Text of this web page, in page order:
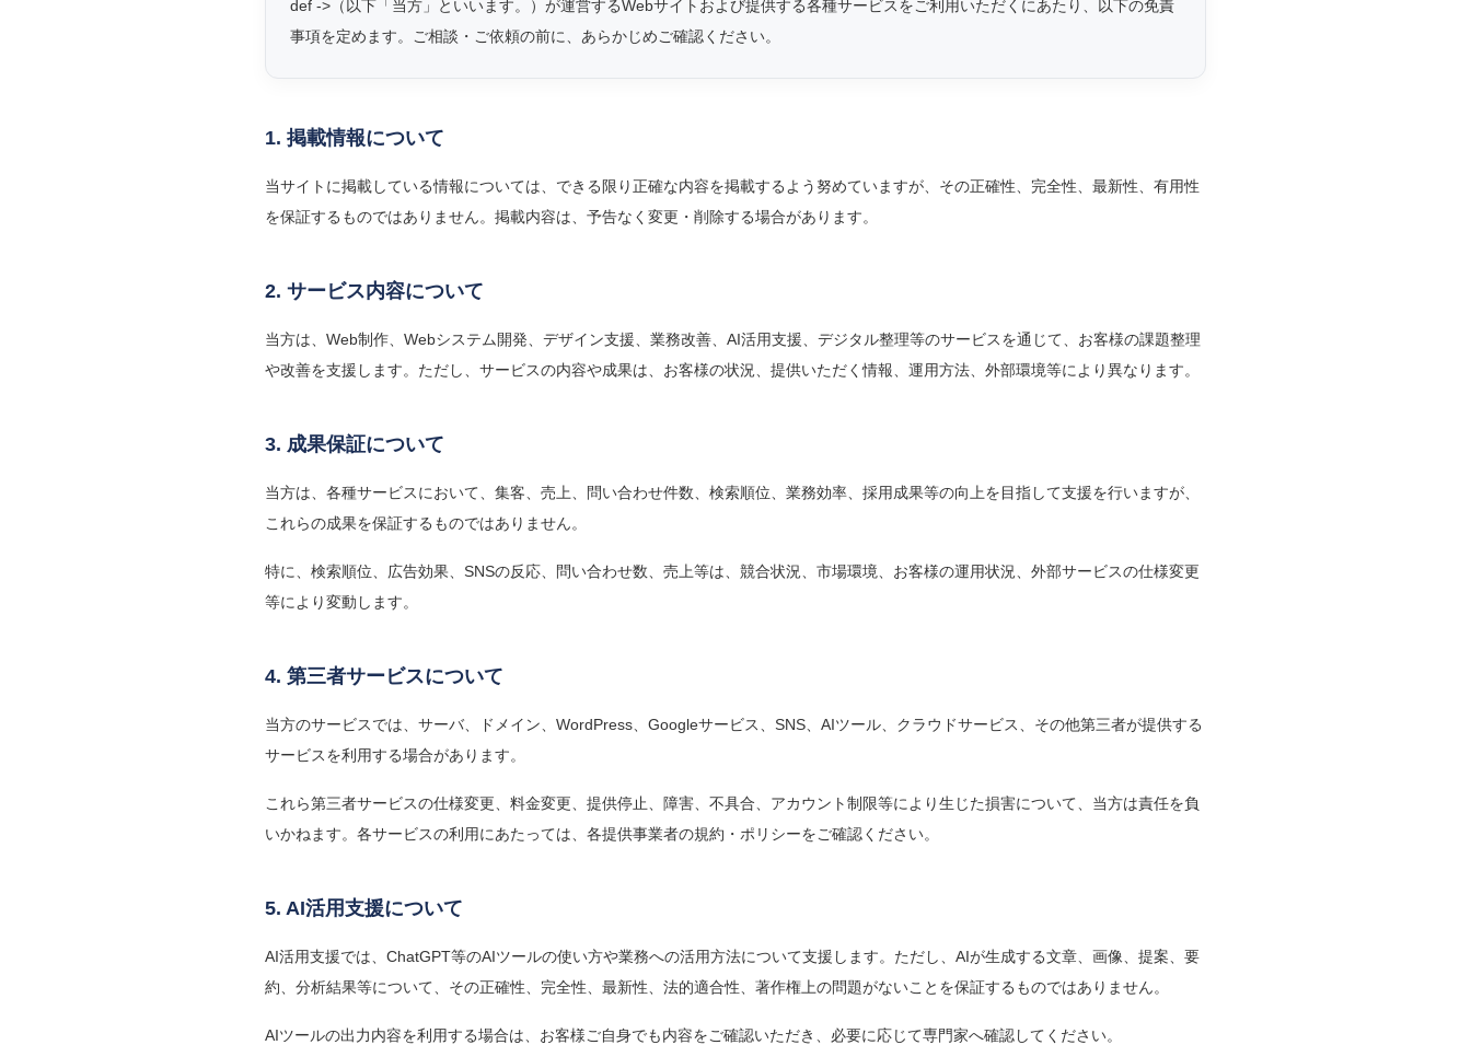
def ->（以下「当方」といいます。）が運営するWebサイトおよび提供する各種サービスをご利用いただくにあたり、以下の免責
事項を定めます。ご相談・ご依頼の前に、あらかじめご確認ください。
1. 掲載情報について
当サイトに掲載している情報については、できる限り正確な内容を掲載するよう努めていますが、その正確性、完全性、最新性、有用性
を保証するものではありません。掲載内容は、予告なく変更・削除する場合があります。
2. サービス内容について
当方は、Web制作、Webシステム開発、デザイン支援、業務改善、AI活用支援、デジタル整理等のサービスを通じて、お客様の課題整理
や改善を支援します。ただし、サービスの内容や成果は、お客様の状況、提供いただく情報、運用方法、外部環境等により異なります。
3. 成果保証について
当方は、各種サービスにおいて、集客、売上、問い合わせ件数、検索順位、業務効率、採用成果等の向上を目指して支援を行いますが、
これらの成果を保証するものではありません。
特に、検索順位、広告効果、SNSの反応、問い合わせ数、売上等は、競合状況、市場環境、お客様の運用状況、外部サービスの仕様変更
等により変動します。
4. 第三者サービスについて
当方のサービスでは、サーバ、ドメイン、WordPress、Googleサービス、SNS、AIツール、クラウドサービス、その他第三者が提供する
サービスを利用する場合があります。
これら第三者サービスの仕様変更、料金変更、提供停止、障害、不具合、アカウント制限等により生じた損害について、当方は責任を負
いかねます。各サービスの利用にあたっては、各提供事業者の規約・ポリシーをご確認ください。
5. AI活用支援について
AI活用支援では、ChatGPT等のAIツールの使い方や業務への活用方法について支援します。ただし、AIが生成する文章、画像、提案、要
約、分析結果等について、その正確性、完全性、最新性、法的適合性、著作権上の問題がないことを保証するものではありません。
AIツールの出力内容を利用する場合は、お客様ご自身でも内容をご確認いただき、必要に応じて専門家へ確認してください。